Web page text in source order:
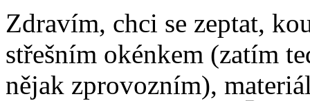
Zdravím, chci se zeptat,
střešním okénkem (zatím
nějak zprovozním),